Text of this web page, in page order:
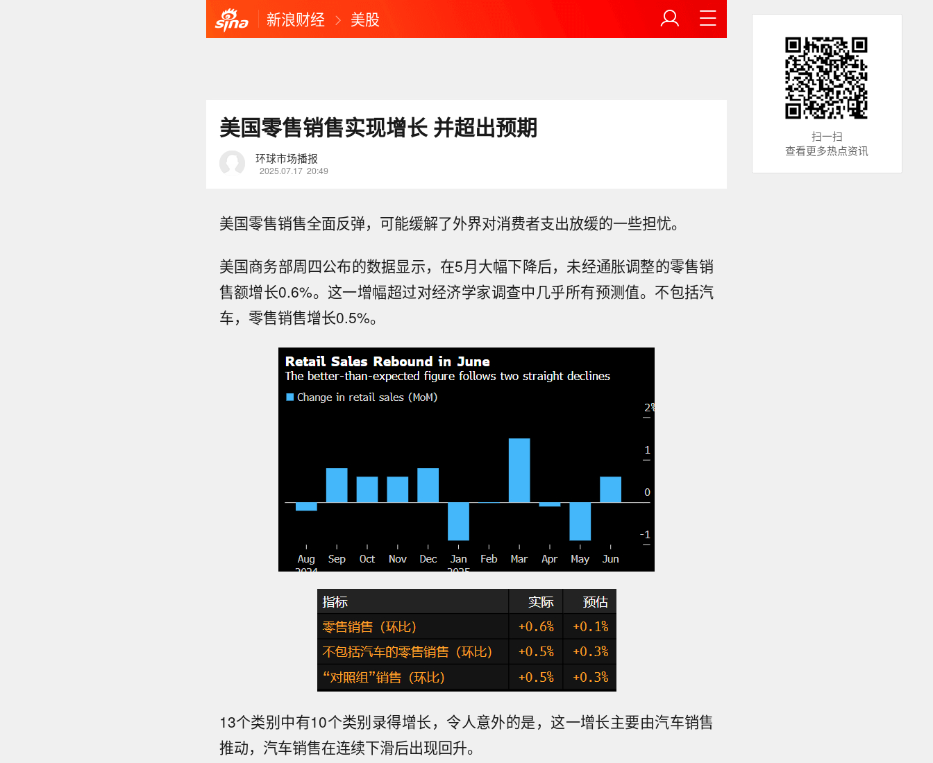
新浪财经 美股
美国零售销售实现增长 并超出预期
环球市场播报
2025.07.17 20:49
美国零售销售全面反弹，可能缓解了外界对消费者支出放缓的一些担忧。
美国商务部周四公布的数据显示，在5月大幅下降后，未经通胀调整的零售销
售额增长0.6%。这一增幅超过对经济学家调查中几乎所有预测值。不包括汽
车，零售销售增长0.5%。
13个类别中有10个类别录得增长，令人意外的是，这一增长主要由汽车销售
推动，汽车销售在连续下滑后出现回升。
扫一扫
查看更多热点资讯